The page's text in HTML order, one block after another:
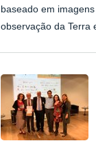
baseado em
observação da Terra